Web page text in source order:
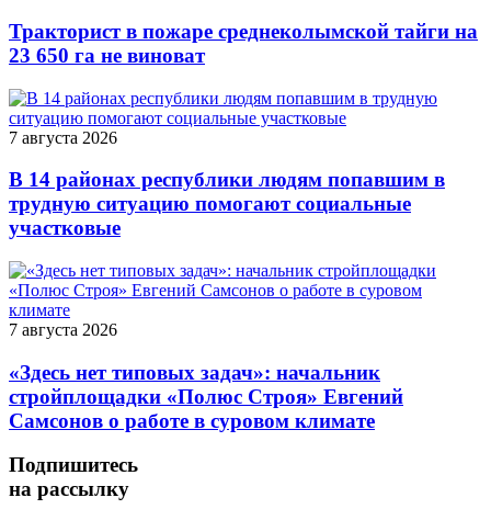
Тракторист в пожаре среднеколымской тайги на
23 650 га не виноват
7 августа 2026
В 14 районах республики людям попавшим в
трудную ситуацию помогают социальные
участковые
7 августа 2026
«Здесь нет типовых задач»: начальник
стройплощадки «Полюс Строя» Евгений
Самсонов о работе в суровом климате
Подпишитесь
на рассылку